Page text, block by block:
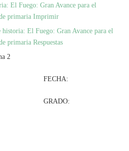
El Fuego: Gran Avance para el
primaria Imprimir
El Fuego: Gran Avance para el
primaria Respuestas
2
FECHA:
GRADO: